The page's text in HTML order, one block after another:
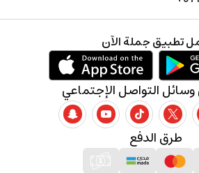
طرق الدفع
وسائل التواصل الإجتماعي
تطبيق جملة الآن